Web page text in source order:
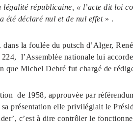
légalité républicaine,
« l’acte dit loi
été déclaré nul et de nul effet » .
la foulée du putsch d’Alger, René
l’Assemblée nationale lui
que Michel Debré fut chargé de
1958, approuvée par référendum
présentation elle privilégiait le
c’est à dire contrôler le